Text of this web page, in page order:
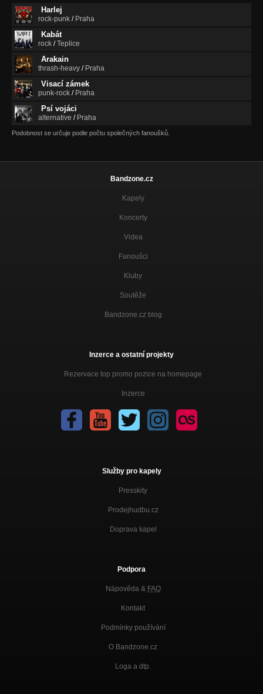
Harlej
rock-punk / Praha
Kabát
rock /Teplice
Arakain
thrash-heavy / Praha
Visací zámek
punk-rock / Praha
Psí vojáci
alternative / Praha
Podobnost se určuje podle počtu společných fanoušků.
Bandzone.cz
Kapely
Koncerty
Videa
Fanoušci
Kluby
Soutěže
Bandzone.cz blog
Inzerce a ostatní projekty
Rezervace top promo pozice na homepage
Inzerce
Služby pro kapely
Presskity
Prodejhudbu.cz
Doprava kapel
Podpora
Nápověda & FAQ
Kontakt
Podmínky používání
O Bandzone.cz
Loga a dtp.